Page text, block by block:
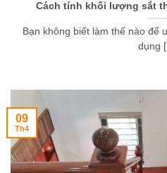
Cách tính khối lượng sắt
Bạn không biết làm thế nào để
dụng
09
Th4